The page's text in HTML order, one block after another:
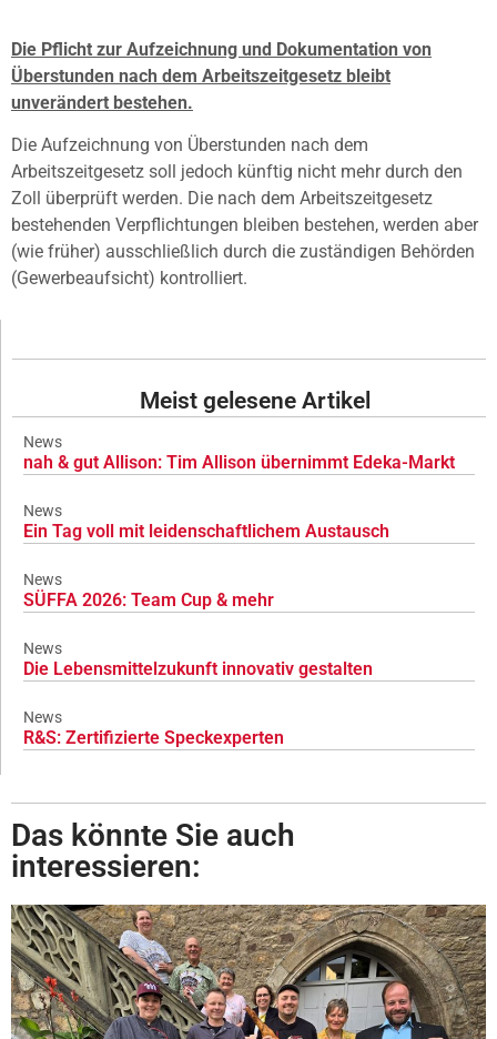
Die Pflicht zur Aufzeichnung und Dokumentation von
Überstunden nach dem Arbeitszeitgesetz bleibt
unverändert bestehen.
Die Aufzeichnung von Überstunden nach dem
Arbeitszeitgesetz soll jedoch künftig nicht mehr durch den
Zoll überprüft werden. Die nach dem Arbeitszeitgesetz
bestehenden Verpflichtungen bleiben bestehen, werden aber
(wie früher) ausschließlich durch die zuständigen Behörden
(Gewerbeaufsicht) kontrolliert.
Meist gelesene Artikel
News
nah & gut Allison: Tim Allison übernimmt Edeka-Markt
News
Ein Tag voll mit leidenschaftlichem Austausch
News
SÜFFA 2026: Team Cup & mehr
News
Die Lebensmittelzukunft innovativ gestalten
News
R&S: Zertifizierte Speckexperten
Das könnte Sie auch
interessieren: